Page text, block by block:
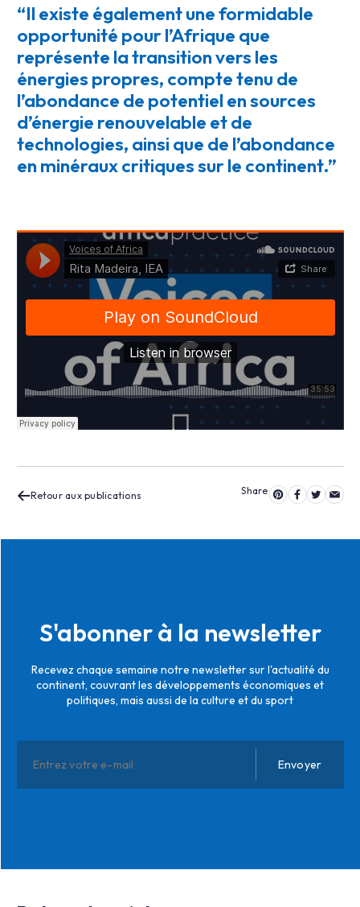
“Il existe également une formidable
opportunité pour l’Afrique que
représente la transition vers les
énergies propres, compte tenu de
l’abondance de potentiel en sources
d’énergie renouvelable et de
technologies, ainsi que de l’abondance
en minéraux critiques sur le continent.”
Retour aux publications
S'abonner à la newsletter
Recevez chaque semaine notre newsletter sur l'actualité du
continent, couvrant les développements économiques et
politiques, mais aussi de la culture et du sport